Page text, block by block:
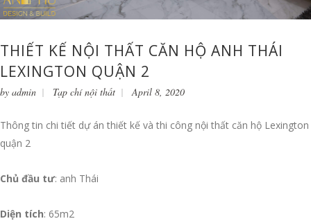
THIẾT KẾ NỘI THẤT CĂN HỘ ANH THÁI
LEXINGTON QUẬN 2
by admin Tạp chí nội thất April 8, 2020
Thông tin chi tiết dự án thiết kế và thi công nội thất căn hộ Lexington
quận 2
Chủ đầu tư: anh Thái
Diện tích: 65m2